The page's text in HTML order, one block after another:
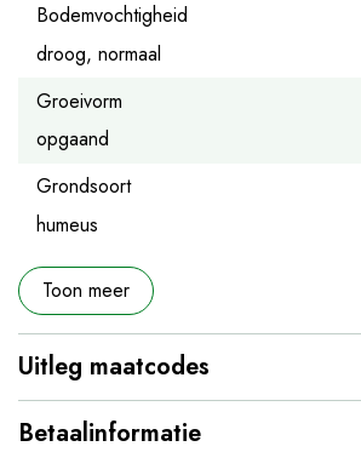
Bodemvochtigheid
droog, normaal
Groeivorm
opgaand
Grondsoort
humeus
Toon meer
Uitleg maatcodes
Betaalinformatie